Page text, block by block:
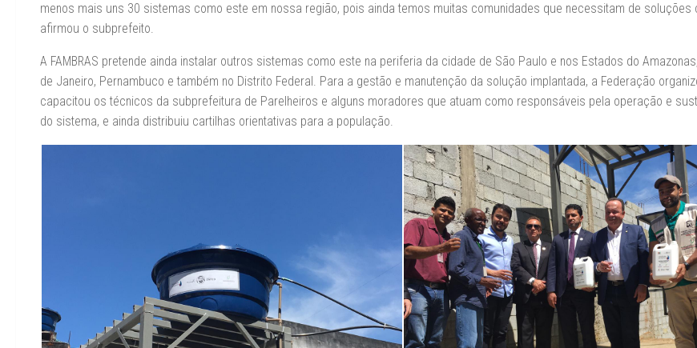
menos mais uns 30 sistemas como este em nossa região, pois ainda temos muitas comunidades que necessitam de soluções
afirmou o subprefeito.
A FAMBRAS pretende ainda instalar outros sistemas como este na periferia da cidade de São Paulo e nos Estados do
de Janeiro, Pernambuco e também no Distrito Federal. Para a gestão e manutenção da solução implantada, a Federação
capacitou os técnicos da subprefeitura de Parelheiros e alguns moradores que atuam como responsáveis pela operação e
do sistema, e ainda distribuiu cartilhas orientativas para a população.